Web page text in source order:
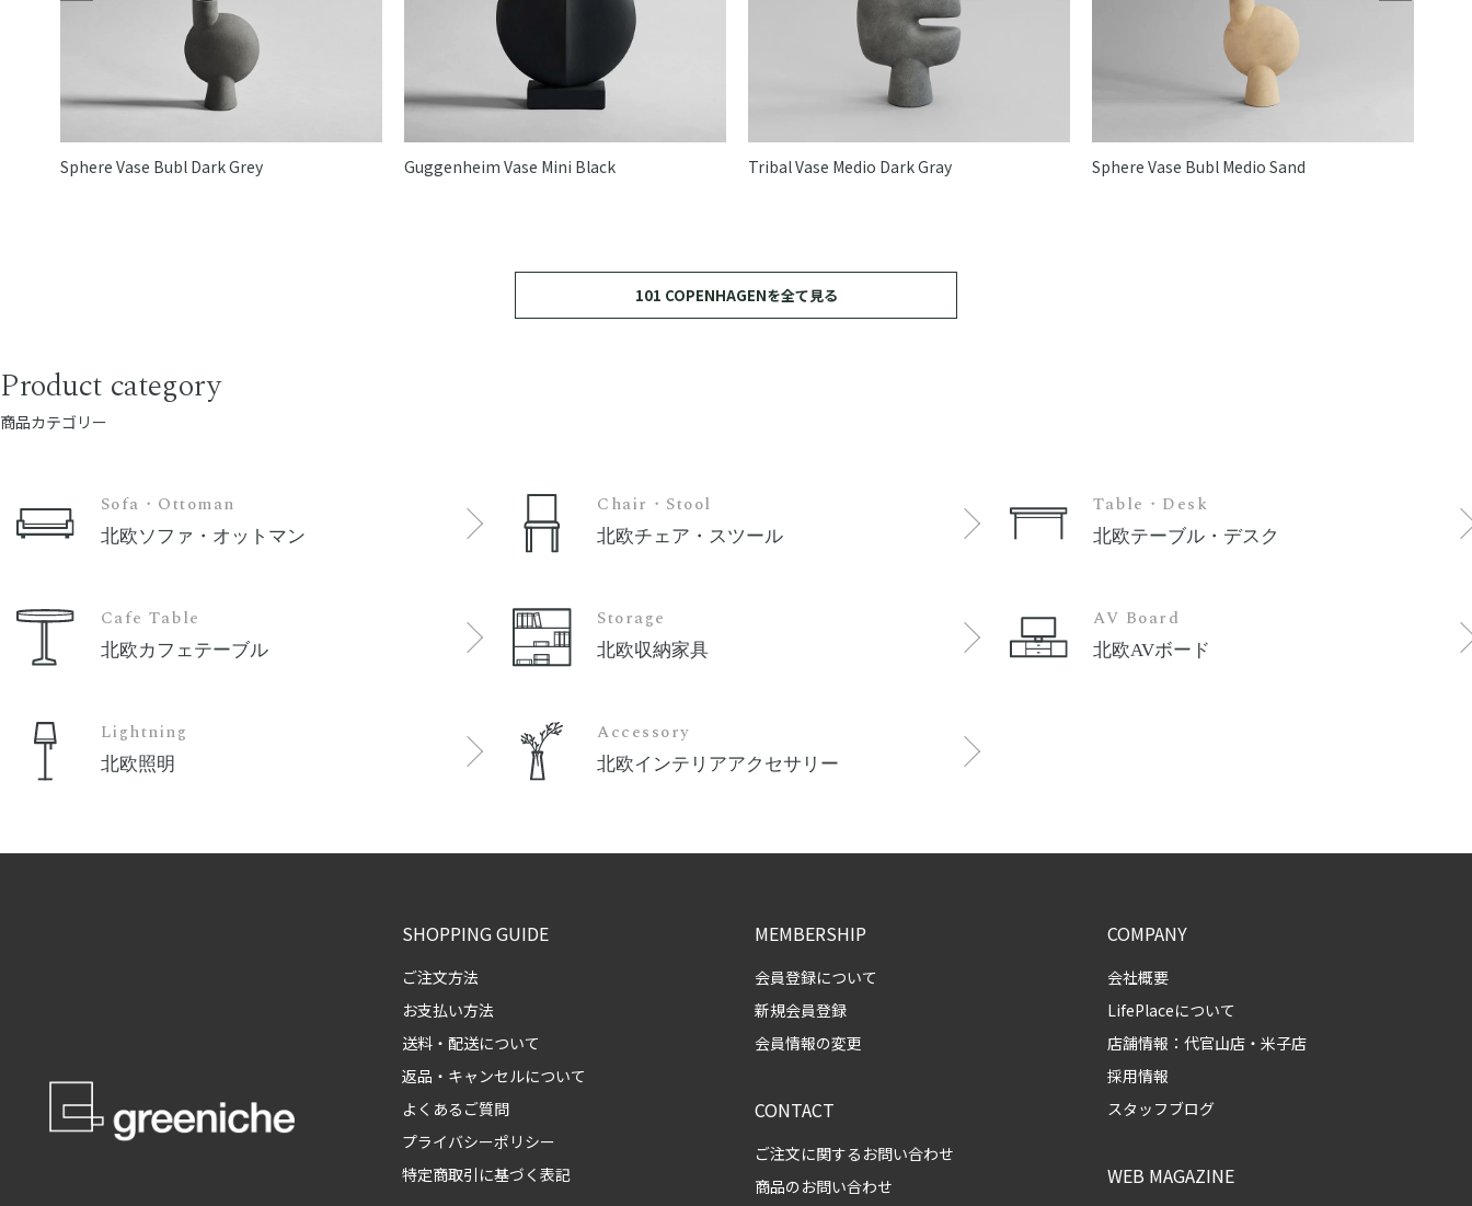
Sphere Vase Bubl Dark Grey Guggenheim Vase Mini Black Tribal Vase Medio Dark Gray Sphere Vase Bubl Medio Sand
101 COPENHAGENを全て見る
Product category
商品カテゴリー
Sofa・Ottoman
北欧ソファ・オットマン
Chair・Stool
北欧チェア・スツール
Table・Desk
北欧テーブル・デスク
Cafe Table
北欧カフェテーブル
Storage
北欧収納家具
AV Board
北欧AVボード
Lightning
北欧照明
Accessory
北欧インテリアアクセサリー
SHOPPING GUIDE
ご注文方法
お支払い方法
送料・配送について
返品・キャンセルについて
よくあるご質問
プライバシーポリシー
特定商取引に基づく表記
MEMBERSHIP
会員登録について
新規会員登録
会員情報の変更
CONTACT
ご注文に関するお問い合わせ
商品のお問い合わせ
COMPANY
会社概要
LifePlaceについて
店舗情報： 代官山店・ 米子店
採用情報
スタッフブログ
WEB MAGAZINE